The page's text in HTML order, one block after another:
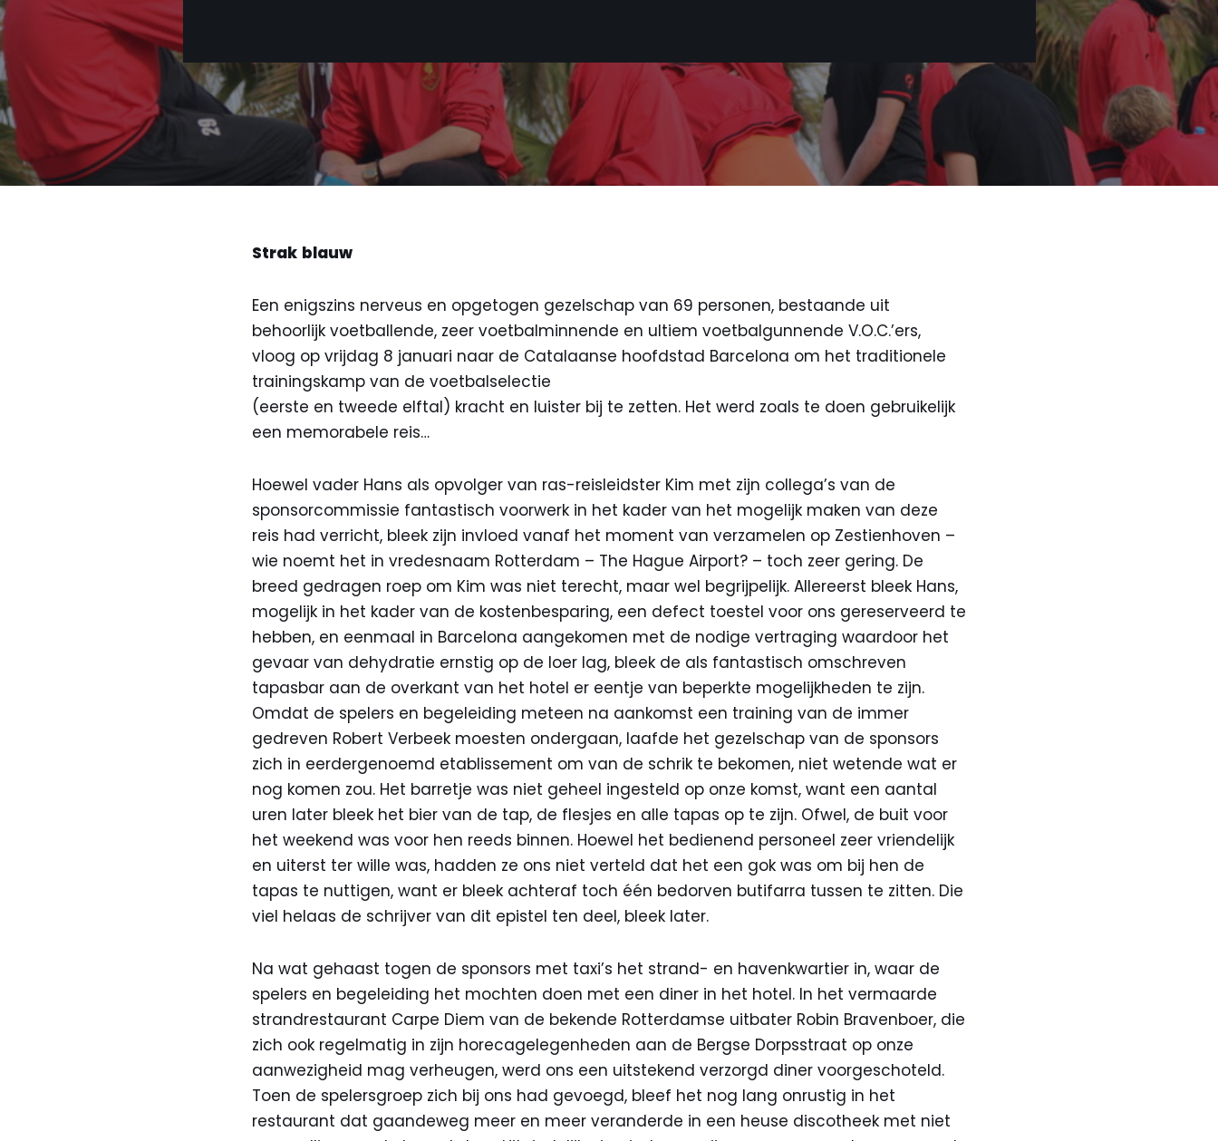
Strak blauw
Een enigszins nerveus en opgetogen gezelschap van 69 personen, bestaande uit
behoorlijk voetballende, zeer voetbalminnende en ultiem voetbalgunnende V.O.C.’ers,
vloog op vrijdag 8 januari naar de Catalaanse hoofdstad Barcelona om het traditionele
trainingskamp van de voetbalselectie
(eerste en tweede elftal) kracht en luister bij te zetten. Het werd zoals te doen gebruikelijk
een memorabele reis…
Hoewel vader Hans als opvolger van ras-reisleidster Kim met zijn collega’s van de
sponsorcommissie fantastisch voorwerk in het kader van het mogelijk maken van deze
reis had verricht, bleek zijn invloed vanaf het moment van verzamelen op Zestienhoven –
wie noemt het in vredesnaam Rotterdam – The Hague Airport? – toch zeer gering. De
breed gedragen roep om Kim was niet terecht, maar wel begrijpelijk. Allereerst bleek Hans,
mogelijk in het kader van de kostenbesparing, een defect toestel voor ons gereserveerd te
hebben, en eenmaal in Barcelona aangekomen met de nodige vertraging waardoor het
gevaar van dehydratie ernstig op de loer lag, bleek de als fantastisch omschreven
tapasbar aan de overkant van het hotel er eentje van beperkte mogelijkheden te zijn.
Omdat de spelers en begeleiding meteen na aankomst een training van de immer
gedreven Robert Verbeek moesten ondergaan, laafde het gezelschap van de sponsors
zich in eerdergenoemd etablissement om van de schrik te bekomen, niet wetende wat er
nog komen zou. Het barretje was niet geheel ingesteld op onze komst, want een aantal
uren later bleek het bier van de tap, de flesjes en alle tapas op te zijn. Ofwel, de buit voor
het weekend was voor hen reeds binnen. Hoewel het bedienend personeel zeer vriendelijk
en uiterst ter wille was, hadden ze ons niet verteld dat het een gok was om bij hen de
tapas te nuttigen, want er bleek achteraf toch één bedorven butifarra tussen te zitten. Die
viel helaas de schrijver van dit epistel ten deel, bleek later.
Na wat gehaast togen de sponsors met taxi’s het strand- en havenkwartier in, waar de
spelers en begeleiding het mochten doen met een diner in het hotel. In het vermaarde
strandrestaurant Carpe Diem van de bekende Rotterdamse uitbater Robin Bravenboer, die
zich ook regelmatig in zijn horecagelegenheden aan de Bergse Dorpsstraat op onze
aanwezigheid mag verheugen, werd ons een uitstekend verzorgd diner voorgeschoteld.
Toen de spelersgroep zich bij ons had gevoegd, bleef het nog lang onrustig in het
restaurant dat gaandeweg meer en meer veranderde in een heuse discotheek met niet